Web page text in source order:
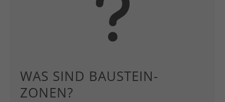
WAS SIND BAUSTEIN-
ZONEN?